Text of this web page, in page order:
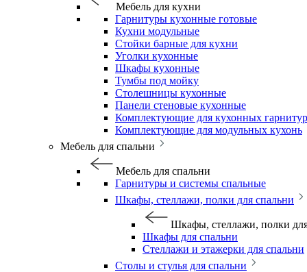
Мебель для кухни
Гарнитуры кухонные готовые
Кухни модульные
Стойки барные для кухни
Уголки кухонные
Шкафы кухонные
Тумбы под мойку
Столешницы кухонные
Панели стеновые кухонные
Комплектующие для кухонных
Комплектующие для модульных кухонь
Мебель для спальни
Мебель для спальни
Гарнитуры и системы спальные
Шкафы, стеллажи, полки для спальни
Шкафы, стеллажи, полки
Шкафы для спальни
Стеллажи и этажерки для спальни
Столы и стулья для спальни